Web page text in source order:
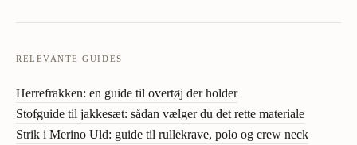
RELEVANTE GUIDES
Herrefrakken: en guide til overtøj der holder
Stofguide til jakkesæt: sådan vælger du det rette materiale
Strik i Merino Uld: guide til rullekrave, polo og crew neck